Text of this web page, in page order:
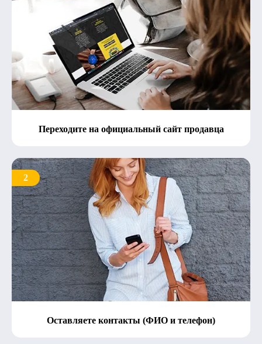
Переходите на официальный сайт продавца
2
Оставляете контакты (ФИО и телефон)